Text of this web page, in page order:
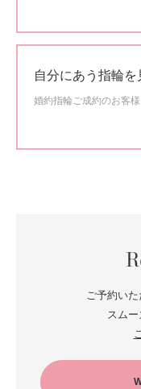
自分にあう指輪
婚約指輪ご成約のお客
ご予約い
スムー